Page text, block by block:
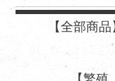
【全部商品